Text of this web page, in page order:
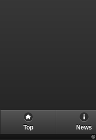
Top News
©